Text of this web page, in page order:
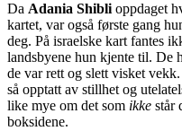
Da Adania Shiblioppdaget
kartet, var også første gang
deg. På israelske kart fantes
landsbyene hun kjente til. De
de var rett og slett visket
så opptatt av stillhet og
like mye om det som ikke står
boksidene.